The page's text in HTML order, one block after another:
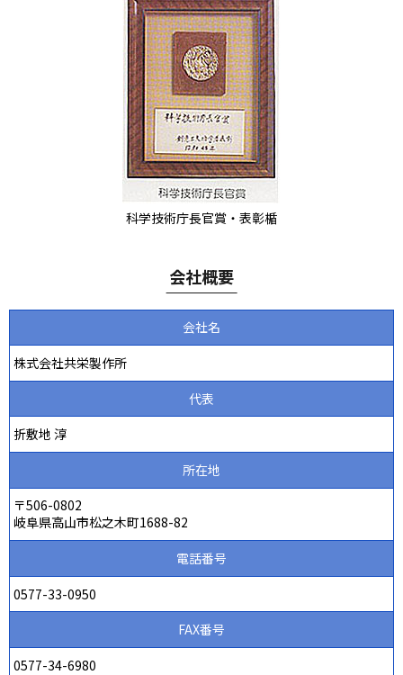
科学技術庁長官賞・表彰楯
会社概要
会社名
株式会社共栄製作所
代表
折敷地 淳
所在地
〒506-0802
岐阜県高山市松之木町1688-82
電話番号
0577-33-0950
FAX番号
0577-34-6980